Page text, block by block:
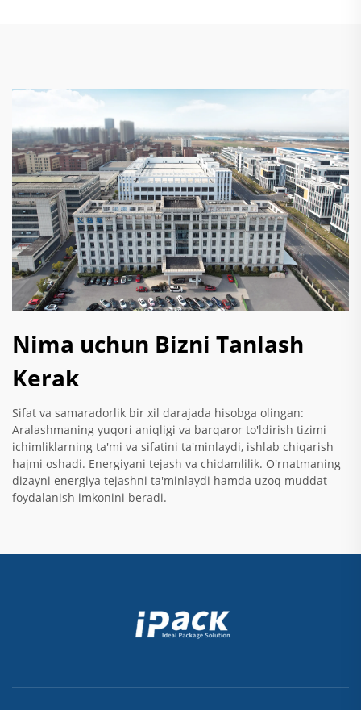
Nima uchun Bizni Tanlash
Kerak
Sifat va samaradorlik bir xil darajada hisobga olingan:
Aralashmaning yuqori aniqligi va barqaror to'ldirish tizimi
ichimliklarning ta'mi va sifatini ta'minlaydi, ishlab chiqarish
hajmi oshadi. Energiyani tejash va chidamlilik. O'rnatmaning
dizayni energiya tejashni ta'minlaydi hamda uzoq muddat
foydalanish imkonini beradi.